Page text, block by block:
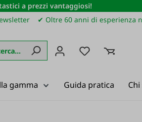
a prezzi vantaggiosi!
✔ Oltre 60 anni di esperienza
Hai 0 articoli
gamma Guida pratica